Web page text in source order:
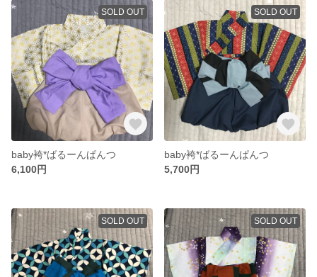
SOLD OUT
baby袴*ばるーんぱんつ
6,100円
SOLD OUT
baby袴*ばるーんぱんつ
5,700円
SOLD OUT SOLD OUT